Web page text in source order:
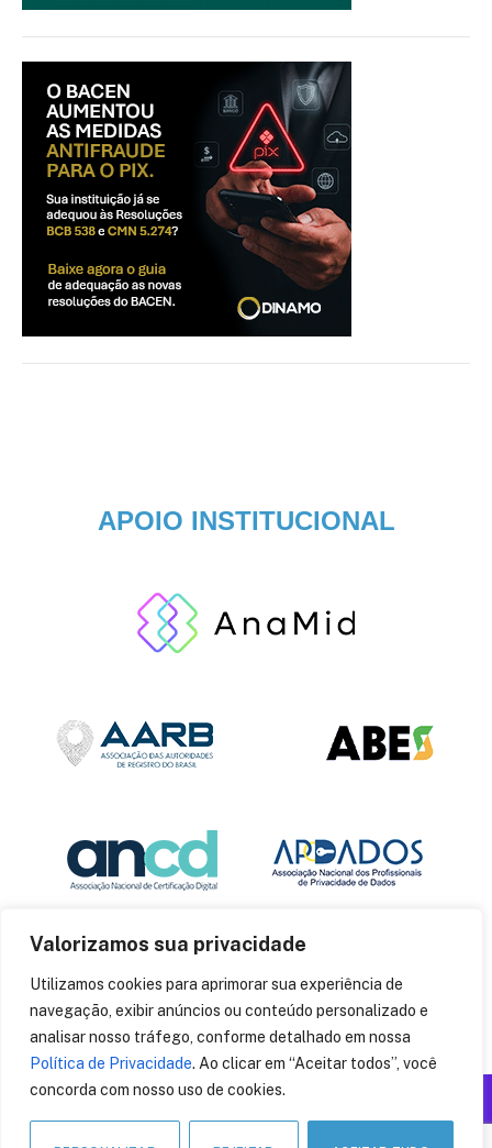
Valorizamos sua privacidade
Utilizamos cookies para aprimorar sua experiência de
navegação, exibir anúncios ou conteúdo personalizado e
analisar nosso tráfego, conforme detalhado em nossa
Política de Privacidade. Ao clicar em “Aceitar todos”, você
concorda com nosso uso de cookies.
APOIO INSTITUCIONAL
© 2014CryptoID. Todos os direitos reservados.